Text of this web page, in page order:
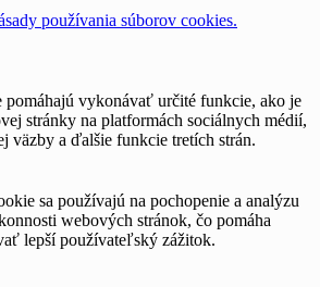
používania súborov cookies.
pomáhajú vykonávať určité funkcie, ako je
stránky na platformách sociálnych médií,
väzby a ďalšie funkcie tretích strán.
sa používajú na pochopenie a analýzu
webových stránok, čo pomáha
lepší používateľský zážitok.